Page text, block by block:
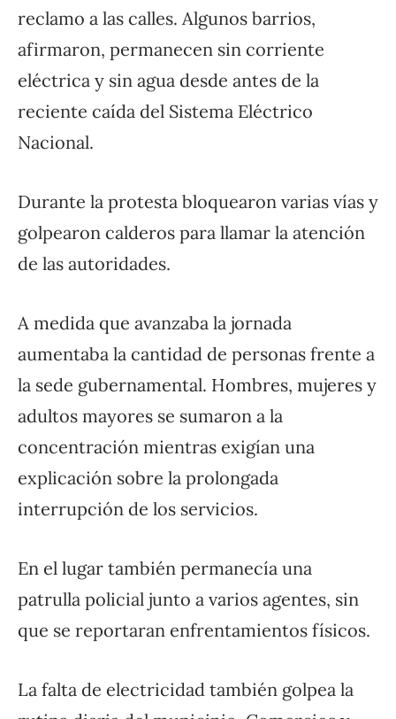
reclamo a las calles. Algunos barrios,
afirmaron, permanecen sin corriente
eléctrica y sin agua desde antes de la
reciente caída del Sistema Eléctrico
Nacional.
Durante la protesta bloquearon varias vías y
golpearon calderos para llamar la atención
de las autoridades.
A medida que avanzaba la jornada
aumentaba la cantidad de personas frente a
la sede gubernamental. Hombres, mujeres y
adultos mayores se sumaron a la
concentración mientras exigían una
explicación sobre la prolongada
interrupción de los servicios.
En el lugar también permanecía una
patrulla policial junto a varios agentes, sin
que se reportaran enfrentamientos físicos.
La falta de electricidad también golpea la